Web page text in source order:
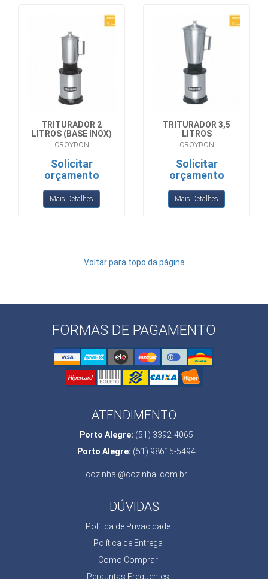
TRITURADOR 2
LITROS (BASE INOX)
CROYDON
Solicitar
orçamento
Mais Detalhes
TRITURADOR 3,5
LITROS
CROYDON
Solicitar
orçamento
Mais Detalhes
Voltar para topo da página
FORMAS DE PAGAMENTO
ATENDIMENTO
Porto Alegre: (51) 3392-4065
Porto Alegre: (51) 98615-5494
cozinhal@cozinhal.com.br
DÚVIDAS
Política de Privacidade
Política de Entrega
Como Comprar
Perguntas Frequentes